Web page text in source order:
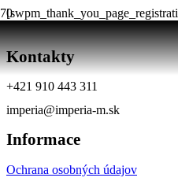
Kontakty
+421 910 443 311
imperia@imperia-m.sk
Informace
Ochrana osobných údajov